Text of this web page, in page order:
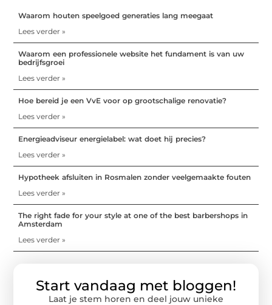
Waarom houten speelgoed generaties lang meegaat
Lees verder »
Waarom een professionele website het fundament is van uw
bedrijfsgroei
Lees verder »
Hoe bereid je een VvE voor op grootschalige renovatie?
Lees verder »
Energieadviseur energielabel: wat doet hij precies?
Lees verder »
Hypotheek afsluiten in Rosmalen zonder veelgemaakte fouten
Lees verder »
The right fade for your style at one of the best barbershops in
Amsterdam
Lees verder »
Start vandaag met bloggen!
Laat je stem horen en deel jouw unieke